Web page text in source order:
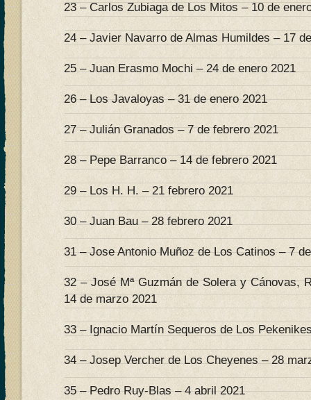
23 – Carlos Zubiaga de Los Mitos – 10 de
24 – Javier Navarro de Almas Humildes – 17
25 – Juan Erasmo Mochi – 24 de enero 2021
26 – Los Javaloyas – 31 de enero 2021
27 – Julián Granados – 7 de febrero 2021
28 – Pepe Barranco – 14 de febrero 2021
29 – Los H. H. – 21 febrero 2021
30 – Juan Bau – 28 febrero 2021
31 – Jose Antonio Muñoz de Los Catinos – 7
32 – José Mª Guzmán de Solera y Cánovas,
14 de marzo 2021
33 – Ignacio Martín Sequeros de Los
34 – Josep Vercher de Los Cheyenes – 28
35 – Pedro Ruy-Blas – 4 abril 2021